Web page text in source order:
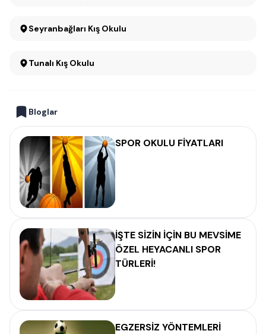
Seyranbağları Kış Okulu
Tunalı Kış Okulu
Bloglar
SPOR OKULU FİYATLARI
İŞTE SİZİN İÇİN BU MEVSİME
ÖZEL HEYACANLI SPOR
TÜRLERİ!
EGZERSİZ YÖNTEMLERİ